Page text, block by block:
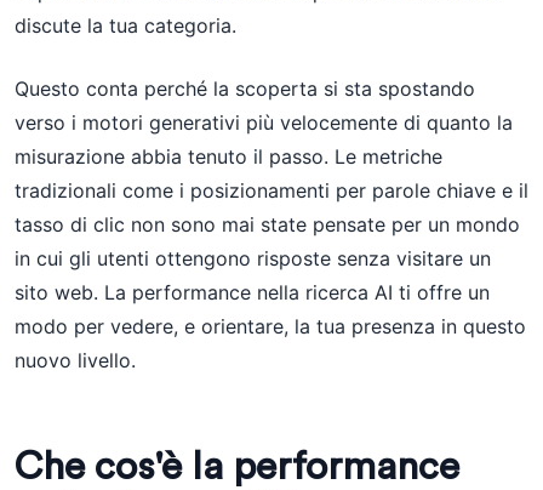
discute la tua categoria.
Questo conta perché la scoperta si sta spostando
verso i motori generativi più velocemente di quanto la
misurazione abbia tenuto il passo. Le metriche
tradizionali come i posizionamenti per parole chiave e il
tasso di clic non sono mai state pensate per un mondo
in cui gli utenti ottengono risposte senza visitare un
sito web. La performance nella ricerca AI ti offre un
modo per vedere, e orientare, la tua presenza in questo
nuovo livello.
Che cos'è la performance